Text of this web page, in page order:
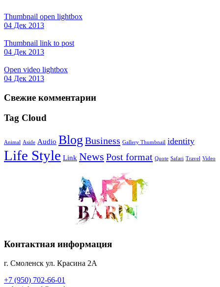
Thumbnail open lightbox
04 Дек 2013
Thumbnail link to post
04 Дек 2013
Open video lightbox
04 Дек 2013
Свежие комментарии
Tag Cloud
Animal Aside Audio Blog Business Gallery Thumbnail identity
Life Style Link News Post format Quote Safari Travel Video
Контактная информация
г. Смоленск ул. Красина 2А
+7 (950) 702-66-01